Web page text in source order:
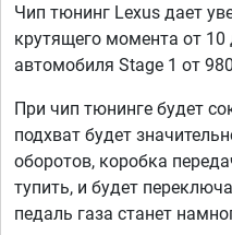
Чип тюнинг Lexus дает
крутящего момента от
автомобиля Stage 1 от
При чип тюнинге будет
подхват будет
оборотов, коробка
тупить, и будет
педаль газа станет